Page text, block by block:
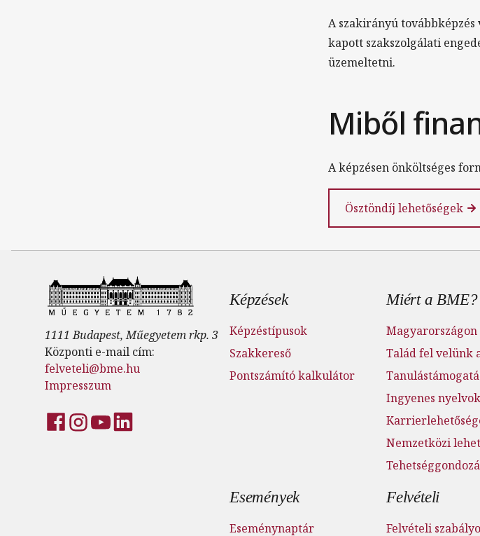
A szakirányú
kapott szakszolgálati
üzemeltetni.
Miből
A képzésen önköltséges
Ösztöndíj lehetőségek
1111 Budapest, Műegyetem rkp. 3
Központi e-mail cím:
felveteli@bme.hu
Impresszum
Lábléc menü
Képzések
Képzéstípusok
Szakkereső
Pontszámító kalkulátor
Miért a BME?
Magyarországon
Talád fel velünk
Ingyenes
Nemzetközi
Események
Eseménynaptár
Felvételi
Felvételi